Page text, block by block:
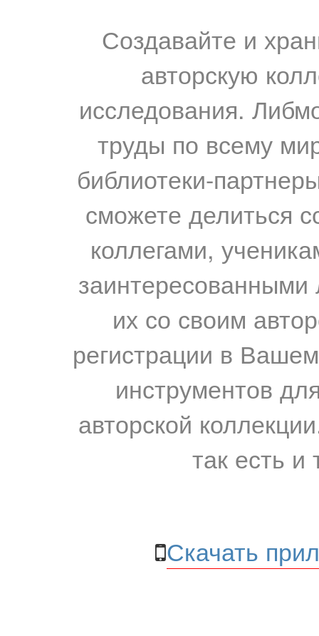
Создавайте и
авторскую
исследования.
труды по всему
библиотеки-
сможете делиться
коллегами,
их со своим
регистрации в
инструментов
авторской
так есть и
Скачать